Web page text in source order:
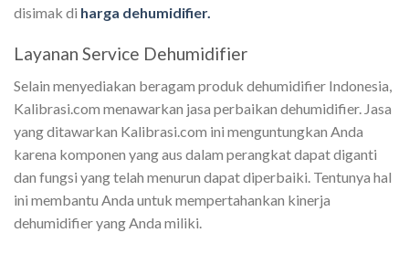
disimak di harga dehumidifier.
Layanan Service Dehumidifier
Selain menyediakan beragam produk dehumidifier Indonesia,
Kalibrasi.com menawarkan jasa perbaikan dehumidifier. Jasa
yang ditawarkan Kalibrasi.com ini menguntungkan Anda
karena komponen yang aus dalam perangkat dapat diganti
dan fungsi yang telah menurun dapat diperbaiki. Tentunya hal
ini membantu Anda untuk mempertahankan kinerja
dehumidifier yang Anda miliki.